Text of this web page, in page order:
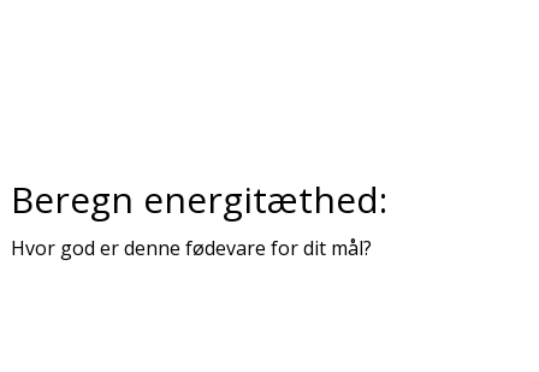
Beregn energitæthed:
Hvor god er denne fødevare for dit mål?